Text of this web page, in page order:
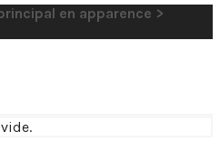
en apparence >